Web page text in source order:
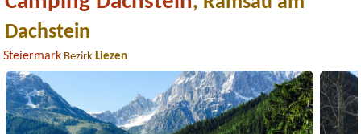
Dachstein
Steiermark BezirkLiezen